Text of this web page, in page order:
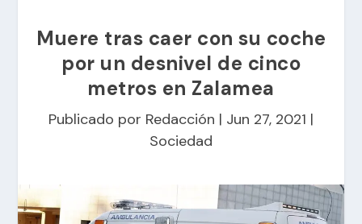
Muere tras caer con su coche
por un desnivel de cinco
metros en Zalamea
Publicado por Redacción | Jun 27, 2021 |
Sociedad